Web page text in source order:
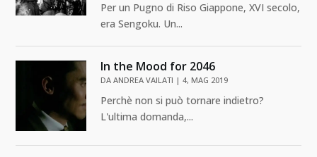
Per un Pugno di Riso Giappone, XVI secolo,
era Sengoku. Un...
In the Mood for 2046
DAANDREA VAILATI |4, MAG 2019
Perchè non si può tornare indietro?
L'ultima domanda,...